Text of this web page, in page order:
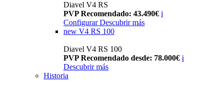
Diavel V4 RS
PVP Recomendado: 43.490€ i
Configurar Descubrir más
new V4 RS 100
Diavel V4 RS 100
PVP Recomendado desde: 78.000€ i
Descubrir más
Historia